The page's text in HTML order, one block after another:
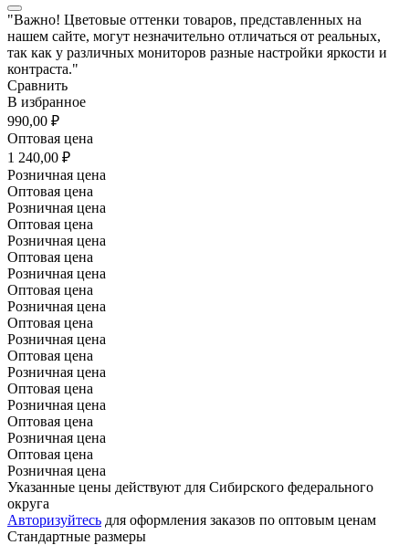
"Важно! Цветовые оттенки товаров, представленных на
нашем сайте, могут незначительно отличаться от реальных,
так как у различных мониторов разные настройки яркости и
контраста."
Сравнить
В избранное
990,00 ₽
Оптовая цена
1 240,00 ₽
Розничная цена
Оптовая цена
Розничная цена
Оптовая цена
Розничная цена
Оптовая цена
Розничная цена
Оптовая цена
Розничная цена
Оптовая цена
Розничная цена
Оптовая цена
Розничная цена
Оптовая цена
Розничная цена
Оптовая цена
Розничная цена
Оптовая цена
Розничная цена
Указанные цены действуют для Сибирского федерального
округа
Авторизуйтесь для оформления заказов по оптовым ценам
Стандартные размеры